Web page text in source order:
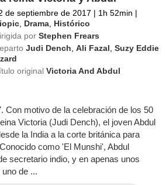
de septiembre de 2017 | 1h 52min |
Drama Histórico
por Stephen Frears
Judi Dench ,Ali Fazal ,Suzy Eddie
originalVictoria And Abdul
Con motivo de la celebración de los 50
Victoria (Judi Dench), el joven Abdul
la India a la corte británica para
como 'El Munshi', Abdul
secretario indio, y en apenas unos
de ...